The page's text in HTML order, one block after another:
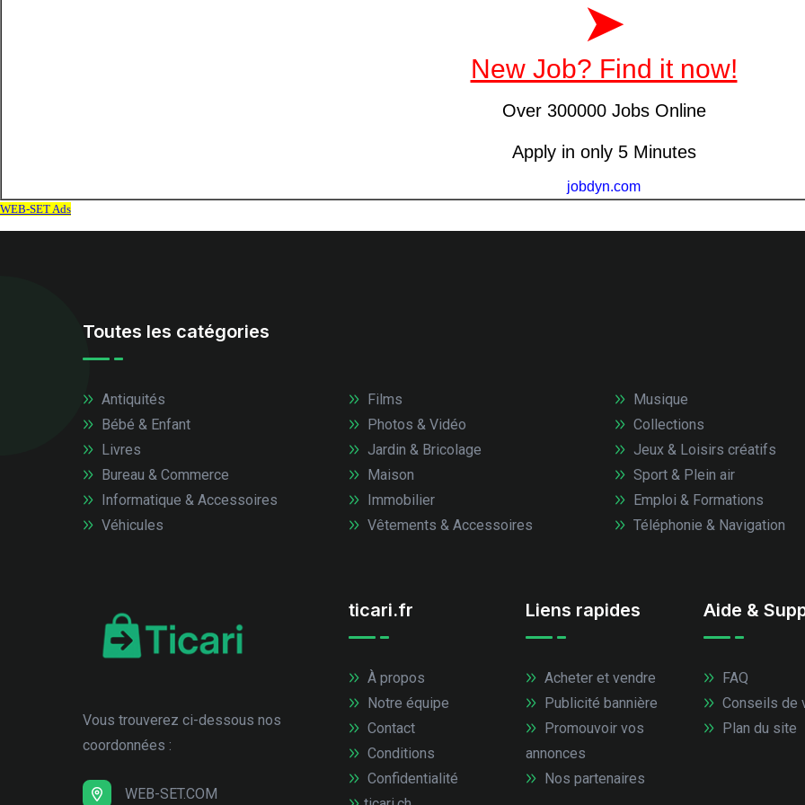
Toutes les catégories
Antiquités
Bébé & Enfant
Livres
Bureau & Commerce
Informatique & Accessoires
Véhicules
Films
Photos & Vidéo
Jardin & Bricolage
Maison
Immobilier
Vêtements & Accessoires
Musique
Collections
Jeux & Loisirs créatifs
Sport & Plein air
Emploi & Formations
Téléphonie & Navigation
Vous trouverez ci-dessous nos
coordonnées :
WEB-SET.COM
ticari.fr
À propos
Notre équipe
Contact
Conditions
Confidentialité
Liens rapides
Acheter et vendre
Publicité bannière
Promouvoir vos
annonces
Nos partenaires
Aide &
FAQ
Conseils de
Plan du site